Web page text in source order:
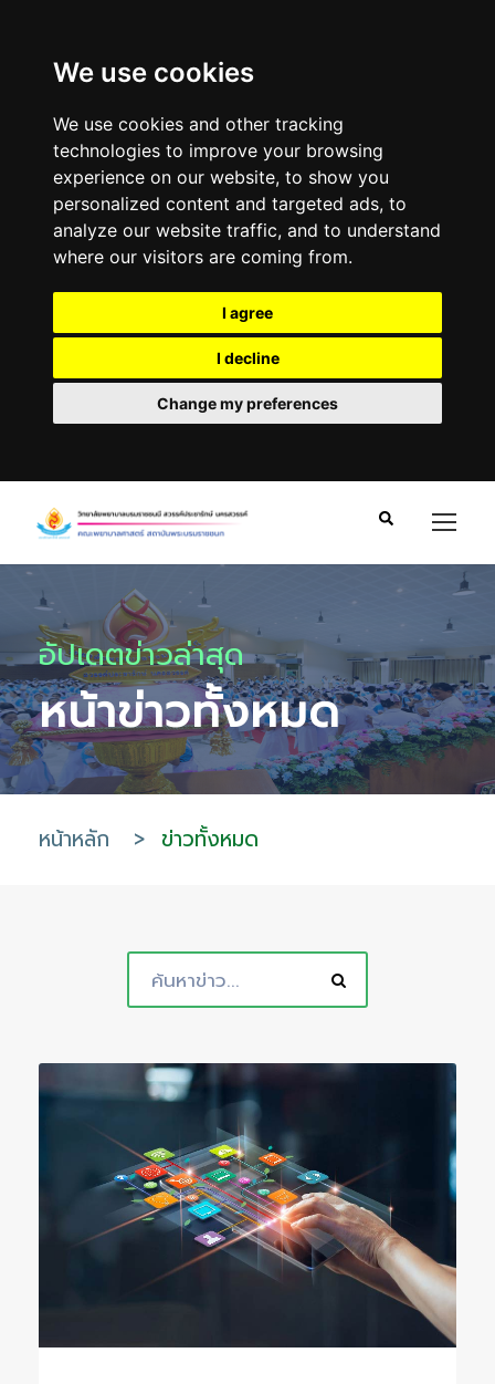
We use cookies
We use cookies and other tracking
technologies to improve your browsing
experience on our website, to show you
personalized content and targeted ads, to
analyze our website traffic, and to understand
where our visitors are coming from.
I agree
I decline
Change my preferences
อัปเดตข่าวล่าสุด
หน้าข่าวทั้งหมด
หน้าหลัก > ข่าวทั้งหมด